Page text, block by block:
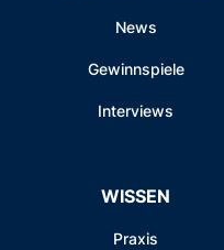
News
Gewinnspiele
Interviews
WISSEN
Praxis